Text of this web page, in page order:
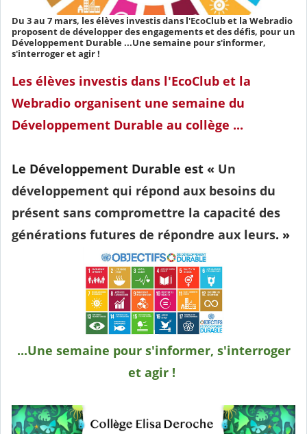
Du 3 au 7 mars, les élèves investis dans l'EcoClub et la Webradio
proposent de développer des engagements et des défis, pour un
Développement Durable ...Une semaine pour s'informer,
s'interroger et agir !
Les élèves investis dans l'EcoClub et la
Webradio organisent une semaine du
Développement Durable au collège ...
Le Développement Durable est « Un
développement qui répond aux besoins du
présent sans compromettre la capacité des
générations futures de répondre aux leurs. »
...Une semaine pour s'informer, s'interroger
et agir !